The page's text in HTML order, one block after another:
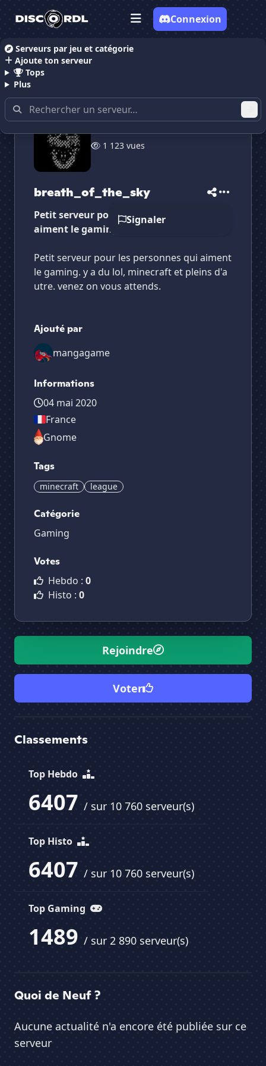
Serveurs par jeu et catégorie
Ajoute ton serveur
Tops
Plus
Connexion
Accueil Serveurs Discord Gaming
1 123 vues
breath_of_the_sky
Signaler
Petit serveur pour les personnes qui
aiment le gaming.
Petit serveur pour les personnes qui aiment
le gaming. y a du lol, minecraft et pleins d'a
utre. venez on vous attends.
Ajouté par
mangagame
Informations
04 mai 2020
France
Gnome
Tags
minecraft league
Catégorie
Gaming
Votes
Hebdo : 0
Histo : 0
Rejoindre
Voter
Vote pour
Classements
Top Hebdo
6407 / sur 10 760 serveur(s)
Top Histo
6407 / sur 10 760 serveur(s)
Top Gaming
1489 / sur 2 890 serveur(s)
Quoi de Neuf ?
Aucune actualité n'a encore été publiée sur ce
serveur
✕
breath_of_the_sky
✕
Es-tu sûr de vouloir supprimer ton avis de ce
✕
breath_of_the_sky